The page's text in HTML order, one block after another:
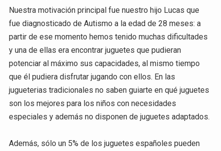
Nuestra motivación principal fue nuestro hijo Lucas que
fue diagnosticado de Autismo a la edad de 28 meses: a
partir de ese momento hemos tenido muchas dificultades
y una de ellas era encontrar juguetes que pudieran
potenciar al máximo sus capacidades, al mismo tiempo
que él pudiera disfrutar jugando con ellos. En las
jugueterias tradicionales no saben guiarte en qué juguetes
son los mejores para los niños con necesidades
especiales y además no disponen de juguetes adaptados.
Además, sólo un 5% de los juguetes españoles pueden